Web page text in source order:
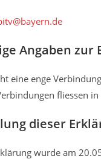
Angaben
eine enge
fliessen
dieser
wurde am